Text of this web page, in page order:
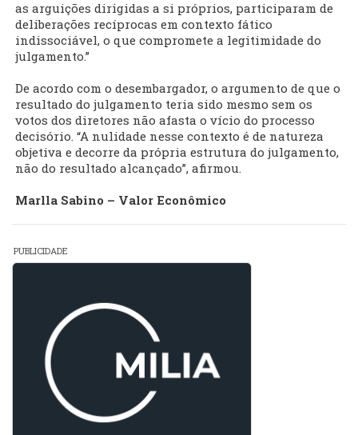
as arguições dirigidas a si próprios, participaram de
deliberações recíprocas em contexto fático
indissociável, o que compromete a legitimidade do
julgamento.”
De acordo com o desembargador, o argumento de que o
resultado do julgamento teria sido mesmo sem os
votos dos diretores não afasta o vício do processo
decisório. “A nulidade nesse contexto é de natureza
objetiva e decorre da própria estrutura do julgamento,
não do resultado alcançado”, afirmou.
Marlla Sabino – Valor Econômico
PUBLICIDADE